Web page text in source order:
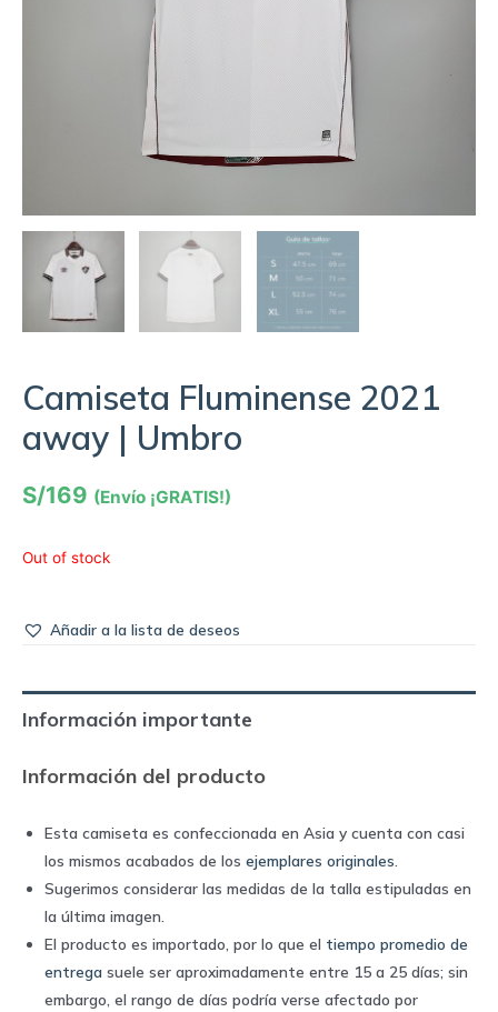
Camiseta Fluminense 2021
away | Umbro
S/169 (Envío ¡GRATIS!)
Out of stock
Añadir a la lista de deseos
Información importante
Información del producto
Esta camiseta es confeccionada en Asia y cuenta con casi
los mismos acabados de los ejemplares originales
Sugerimos considerar las medidas de la talla estipuladas en
la última imagen.
El producto es importado, por lo que el tiempo promedio de
entrega suele ser aproximadamente entre 15 a 25 días; sin
embargo, el rango de días podría verse afectado por